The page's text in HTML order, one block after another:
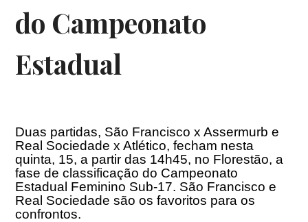
do Campeonato
Estadual
Duas partidas, São Francisco x Assermurb e
Real Sociedade x Atlético, fecham nesta
quinta, 15, a partir das 14h45, no Florestão, a
fase de classificação do Campeonato
Estadual Feminino Sub-17. São Francisco e
Real Sociedade são os favoritos para os
confrontos.